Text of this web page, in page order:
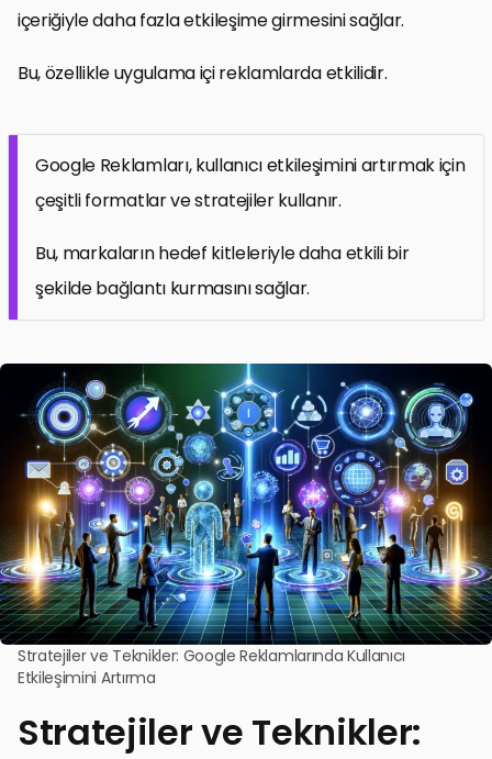
içeriğiyle daha fazla etkileşime girmesini sağlar.
Bu, özellikle uygulama içi reklamlarda etkilidir.
Google Reklamları, kullanıcı etkileşimini artırmak için
çeşitli formatlar ve stratejiler kullanır.
Bu, markaların hedef kitleleriyle daha etkili bir
şekilde bağlantı kurmasını sağlar.
Stratejiler ve Teknikler: Google Reklamlarında Kullanıcı
Etkileşimini Artırma
Stratejiler ve Teknikler: